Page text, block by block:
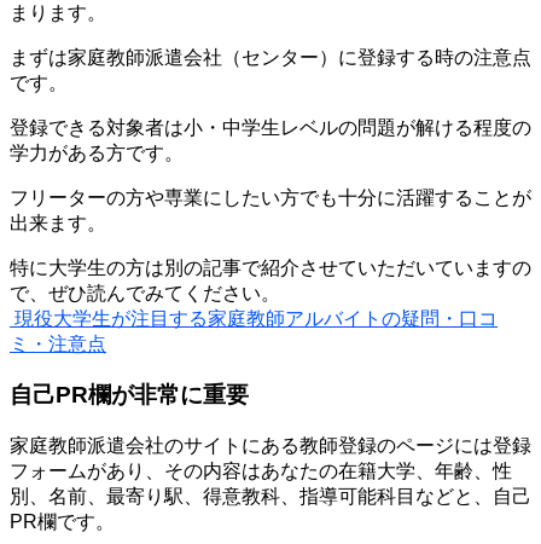
まります。
まずは家庭教師派遣会社（センター）に登録する時の注意点
です。
登録できる対象者は小・中学生レベルの問題が解ける程度の
学力がある方です。
フリーターの方や専業にしたい方でも十分に活躍することが
出来ます。
特に大学生の方は別の記事で紹介させていただいていますの
で、ぜひ読んでみてください。
現役大学生が注目する家庭教師アルバイトの疑問・口コ
ミ・注意点
自己PR欄が非常に重要
家庭教師派遣会社のサイトにある教師登録のページには登録
フォームがあり、その内容はあなたの在籍大学、年齢、性
別、名前、最寄り駅、得意教科、指導可能科目などと、
自己
PR欄です。